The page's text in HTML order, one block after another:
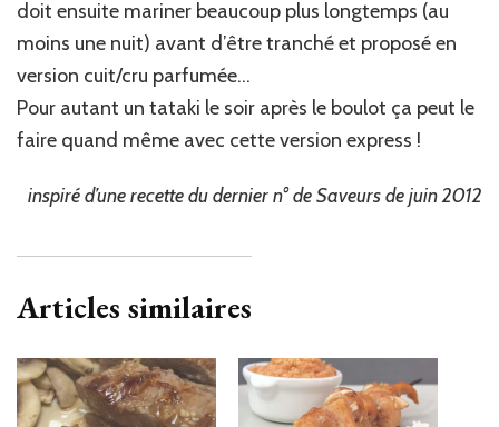
doit ensuite mariner beaucoup plus longtemps (au
moins une nuit) avant d’être tranché et proposé en
version cuit/cru parfumée…
Pour autant un tataki le soir après le boulot ça peut le
faire quand même avec cette version express !
inspiré d’une recette du dernier n° de Saveurs de juin 2012
Articles similaires